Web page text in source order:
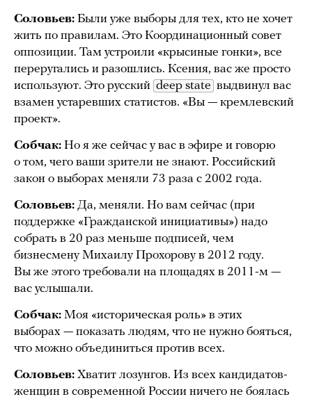
Соловьев: Были уже выборы для тех, кто не хочет
жить по правилам. Это Координационный совет
оппозиции. Там устроили «крысиные гонки», все
переругались и разошлись. Ксения, вас же просто
используют. Это русский deep state выдвинул вас
взамен устаревших статистов. «Вы — кремлевский
проект».
Собчак: Но я же сейчас у вас в эфире и говорю
о том, чего ваши зрители не знают. Российский
закон о выборах меняли 73 раза с 2002 года.
Соловьев: Да, меняли. Но вам сейчас (при
поддержке «Гражданской инициативы») надо
собрать в 20 раз меньше подписей, чем
бизнесмену Михаилу Прохорову в 2012 году.
Вы же этого требовали на площадях в 2011-м —
вас услышали.
Собчак: Моя «историческая роль» в этих
выборах — показать людям, что не нужно бояться,
что можно объединиться против всех.
Соловьев: Хватит лозунгов. Из всех кандидатов-
женщин в современной России ничего не боялась